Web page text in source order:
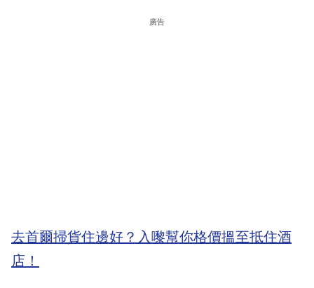
廣告
去首爾掃貨住邊好？入嚟幫你格價搵至抵住酒
店！